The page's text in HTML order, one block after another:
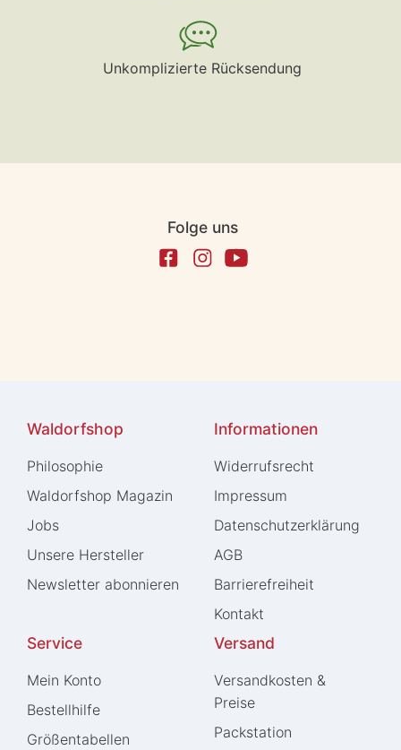
Unkomplizierte Rücksendung
Folge uns
Waldorfshop
Philosophie
Waldorfshop Magazin
Jobs
Unsere Hersteller
Newsletter abonnieren
Informationen
Widerrufs­recht
Impressum
Daten­schutz­erklärung
AGB
Barrierefreiheit
Kontakt
Service
Mein Konto
Bestellhilfe
Größentabellen
Versand
Versandkosten &
Preise
Packstation